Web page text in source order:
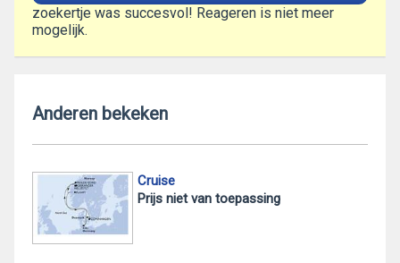
zoekertje was succesvol! Reageren is niet meer
mogelijk.
Anderen bekeken
Cruise
Prijs niet van toepassing